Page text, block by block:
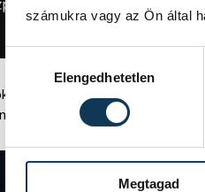
számukra vagy az Ön által
Hozzájárulás kiválasztása
Elengedhetetlen
Megtagad
új játékost kell beilleszteni a
már most keményen